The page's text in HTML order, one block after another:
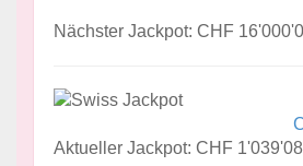
Nächster Jackpot: CHF
Aktueller Jackpot: CHF